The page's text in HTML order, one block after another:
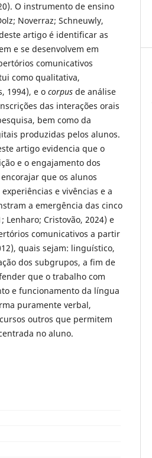
O instrumento de ensino
Noverraz; Schneuwly,
artigo é identificar as
e se desenvolvem em
comunicativos
como qualitativa,
1994), e o corpus de análise
das interações orais
bem como da
produzidas pelos alunos.
artigo evidencia que o
e o engajamento dos
que os alunos
e vivências e a
a emergência das cinco
Lenharo; Cristovão, 2024) e
comunicativos a partir
quais sejam: linguístico,
dos subgrupos, a fim de
que o trabalho com
e funcionamento da língua
puramente verbal,
outros que permitem
no aluno.